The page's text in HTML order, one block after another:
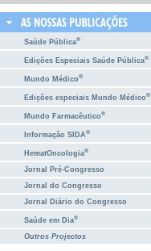
Saúde Pública®
Edições Especiais Saúde Pública®
Mundo Médico®
Edições especiais Mundo Médico®
Mundo Farmacêutico®
Informação SIDA®
HematOncologia®
Jornal Pré-Congresso
Jornal do Congresso
Jornal Diário do Congresso
Saúde em Dia®
Outros Projectos